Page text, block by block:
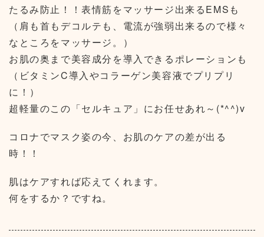
たるみ防止！！表情筋をマッサージ出来るEMSも
（肩も首もデコルテも、電流が強弱出来るので様々
なところをマッサージ。）
お肌の奥まで美容成分を導入できるポレーションも
（ビタミンC導入やコラーゲン美容液でプリプリ
に！）
超軽量のこの「セルキュア」にお任せあれ～(*^^)v
コロナでマスク姿の今、お肌のケアの差が出る
時！！
肌はケアすれば応えてくれます。
何をするか？ですね。